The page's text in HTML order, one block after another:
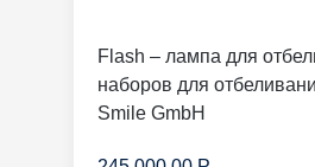
Flash – лампа для
наборов для
Smile GmbH